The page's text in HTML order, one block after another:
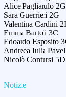
Alice Pagliarulo 2G
Sara Guerrieri 2G
Valentina Cardini 2I
Emma Bartoli 3C
Edoardo Esposito
Andreea Iulia
Nicolò Contursi 5D
Notizie